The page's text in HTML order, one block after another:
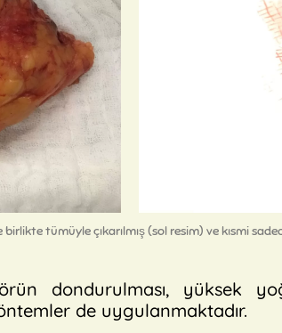
tümüyle çıkarılmış (sol resim) ve kısmi
dondurulması, yüksek
de uygulanmaktadır.